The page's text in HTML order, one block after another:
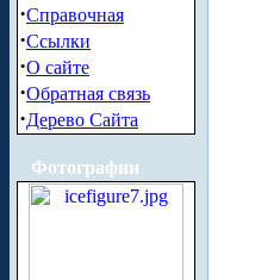
·Справочная
·Ссылки
·О сайте
·Обратная связь
·Дерево Сайта
Фотографии